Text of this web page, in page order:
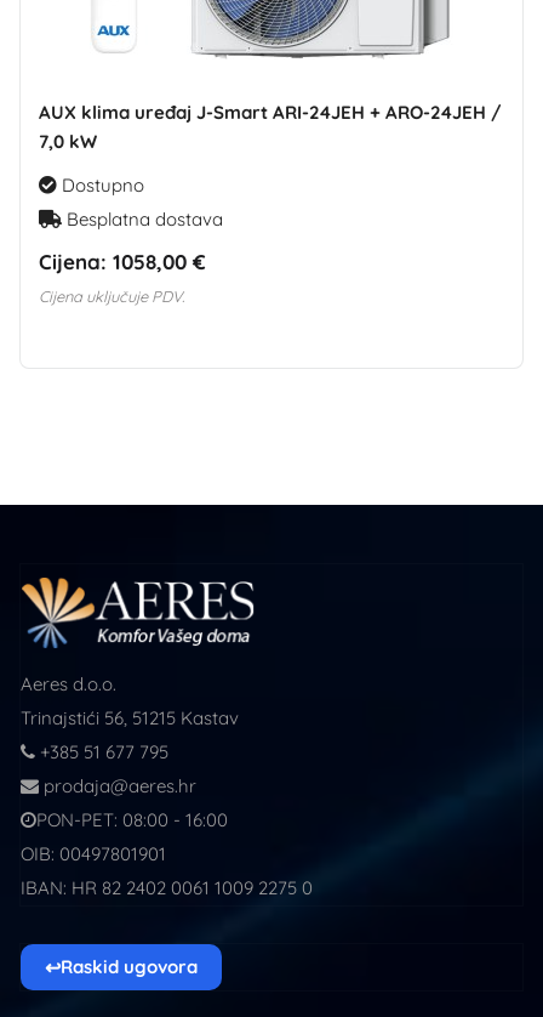
AUX klima uređaj J-Smart ARI-24JEH + ARO-24JEH /
7,0 kW
Dostupno
Besplatna dostava
Cijena: 1058,00 €
Cijena uključuje PDV.
Aeres d.o.o.
Trinajstići 56, 51215 Kastav
+385 51 677 795
prodaja@aeres.hr
PON-PET: 08:00 - 16:00
OIB: 00497801901
IBAN: HR 82 2402 0061 1009 2275 0
↩Raskid ugovora